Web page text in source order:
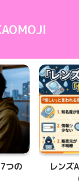
つの
レンズ